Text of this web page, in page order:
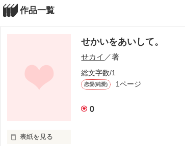
作品一覧
せかいをあいして。
せカイ ／著
総文字数/1
恋愛(純愛) 1ページ
0
表紙を見る